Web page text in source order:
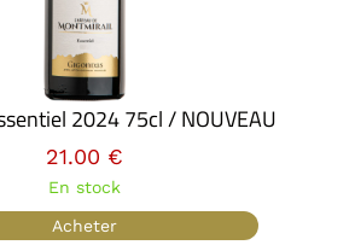
2024 75cl / NOUVEAU
21.00 €
En stock
Acheter